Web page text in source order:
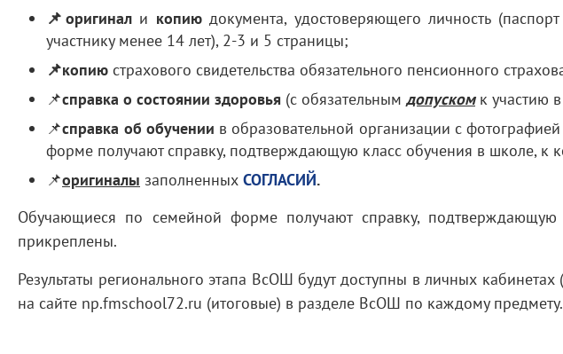
📌оригинали копиюдокумента, удостоверяющего личность
участнику менее 14 лет), 2-3 и 5 страницы;
📌копию страхового свидетельства обязательного пенсионного
📌справка о состоянии здоровья (с обязательным допуском к участию
📌справка об обучении в образовательной организации с
форме получают справку, подтверждающую класс обучения в школе, к
📌оригиналы заполненных СОГЛАСИЙ.
Обучающиеся по семейной форме получают справку,
прикреплены.
Результаты регионального этапа ВсОШ будут доступны в личных
на сайте np.fmschool72.ru (итоговые) в разделе ВсОШ по каждому предмету.